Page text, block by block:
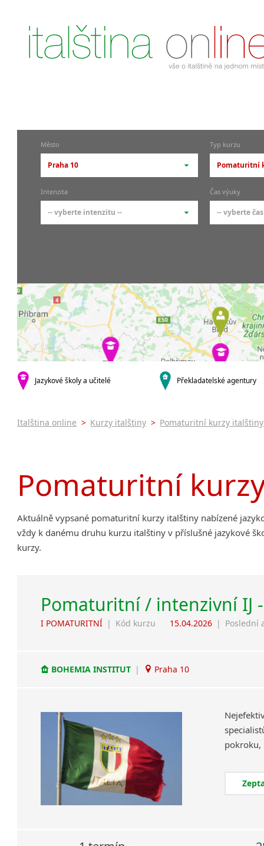
Město
Praha 10
-- vyberte město --
pražské městské části
Praha 7
Praha 9
Praha 10
krajská města
Brno
Plzeň
malá města podle abecedy
Typ kurzu
Pomaturitní
-- vyberte
kurzy s
Online
Letní
Intenzita
-- vyberte intenzitu --
9-14 hodin týdně
20 a více hodin týdně
Čas výuky
-- vyberte
Večerní
Noční
Jazykové školy a učitelé Překladatelské agentury
Italština online > Kurzy italštiny > Pomaturitní kurzy italštiny
Pomaturitní
Aktuálně vypsané pomaturitní kurzy italštiny nabízené
vždy k danému druhu kurzu italštiny v příslušné jazykové
kurzy.
Pomaturitní / intenzivní IJ
I POMATURITNÍ | Kód kurzu 15.04.2026 | Poslední
BOHEMIA INSTITUT | Praha 10